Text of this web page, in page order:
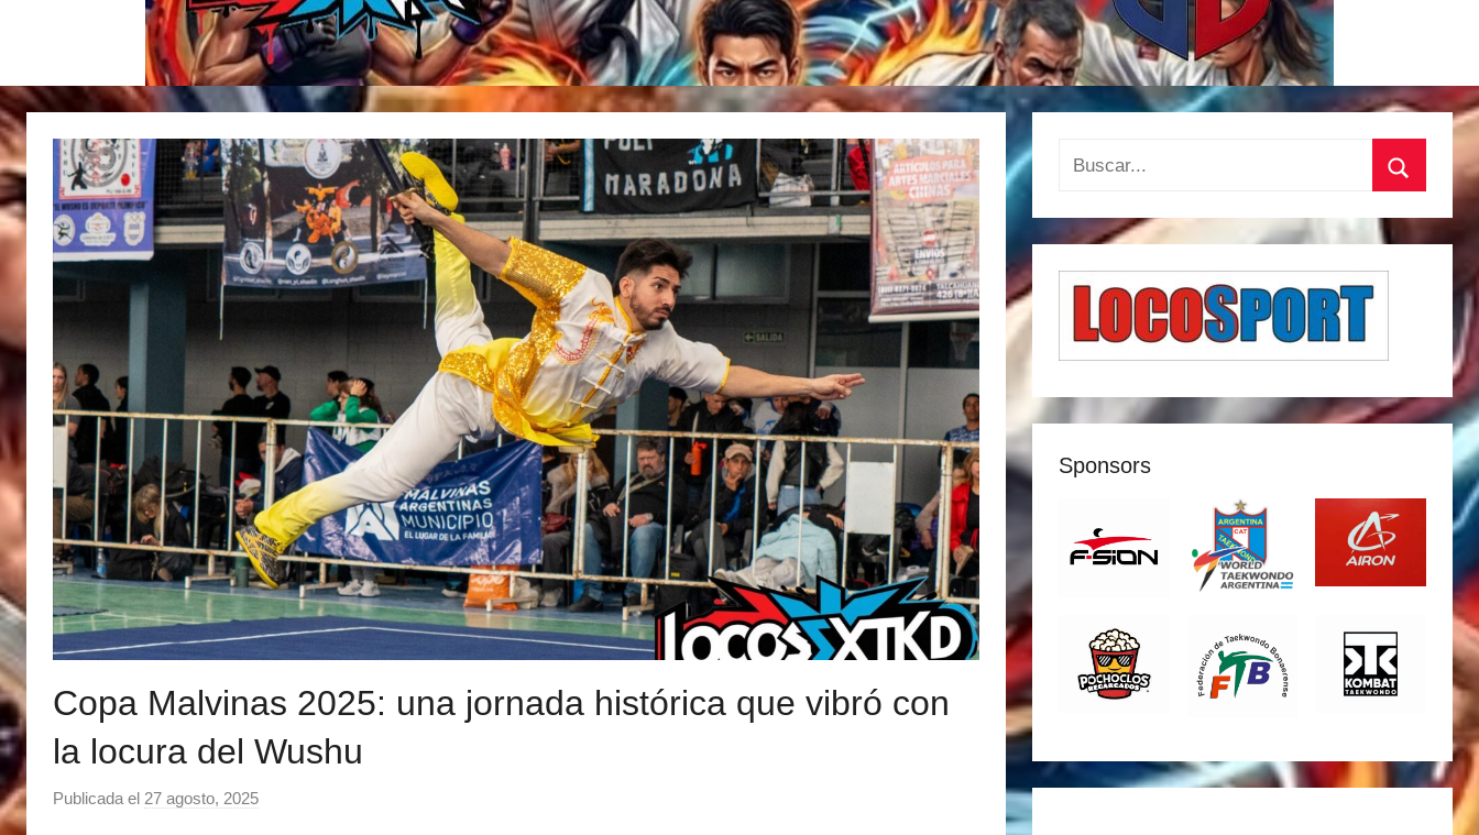
Copa Malvinas 2025: una jornada histórica que vibró con
la locura del Wushu
Publicada el 27 agosto, 2025
Buscar:
Buscar
Sponsors